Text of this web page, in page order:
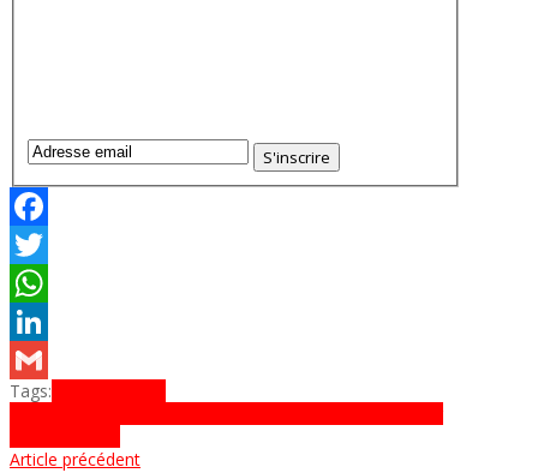
Facebook
Twitter
WhatsApp
LinkedIn
Gmail
Tags:
Article précédent